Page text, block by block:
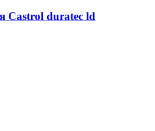
Castrol duratec ld